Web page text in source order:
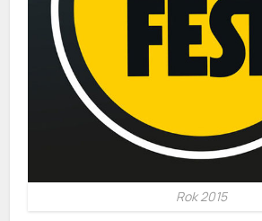
Rok 2015